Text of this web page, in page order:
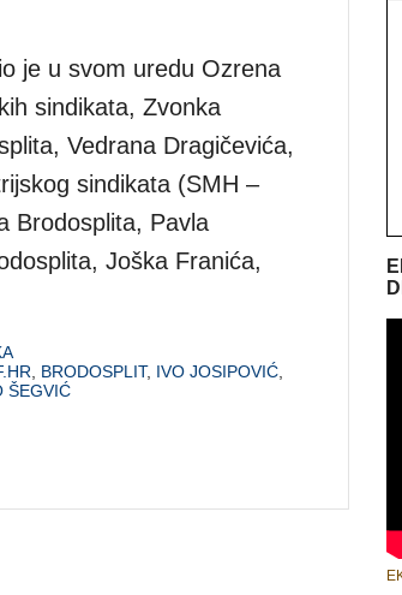
je u svom uredu Ozrena
sindikata, Zvonka
Vedrana Dragičevića,
sindikata (SMH –
Brodosplita, Pavla
Joška Franića,
BRODOSPLIT, IVO JOSIPOVIĆ
ŠEGVIĆ